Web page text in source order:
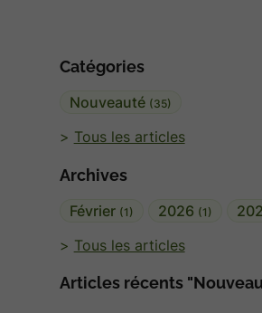
Catégories
Nouveauté (35)
Tous les articles
Archives
Février (1) 2026 (1)
Tous les articles
Articles récents